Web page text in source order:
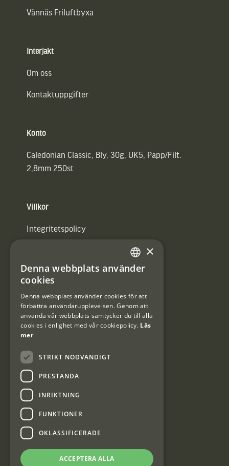
Vännäs Friluftbyxa
Interjakt
Om oss
Kontaktuppgifter
Konto
Caledonian Classic, Bly, 30g, UK5, Papp/Filt.
2,8mm 250st
Villkor
Integritetspolicy
#Interjaktfamily
Kundklubb
Information om kundklubben.
Interjakt Sweden AB, Årjäng
SWEDISH
×
Denna webbplats använder
cookies
Denna webbplats använder cookies för att
förbättra användarupplevelsen. Genom att
använda vår webbplats samtycker du till alla
cookies i enlighet med vår cookiepolicy. Läs
mer
STRIKT NÖDVÄNDIGT
PRESTANDA
INRIKTNING
FUNKTIONER
OKLASSIFICERADE
ACCEPTERA ALLA